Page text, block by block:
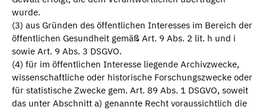
wurde.
(3) aus Gründen des öffentlichen Interesses im Bereich der
öffentlichen Gesundheit gemäß Art. 9 Abs. 2 lit. h und i
sowie Art. 9 Abs. 3 DSGVO.
(4) für im öffentlichen Interesse liegende Archivzwecke,
wissenschaftliche oder historische Forschungszwecke oder
für statistische Zwecke gem. Art. 89 Abs. 1 DSGVO, soweit
das unter Abschnitt a) genannte Recht voraussichtlich die